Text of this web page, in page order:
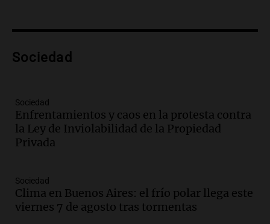
tributo todos los jueves
Episodios
sea, va a ser lindo”
La Cadena del Gol
Episodios
Audio.
mano es muy peligroso”
La Argentina, hoy
Episodios
Sociedad
Sociedad
Enfrentamientos y caos en la protesta contra
la Ley de Inviolabilidad de la Propiedad
Privada
Sociedad
Clima en Buenos Aires: el frío polar llega este
viernes 7 de agosto tras tormentas